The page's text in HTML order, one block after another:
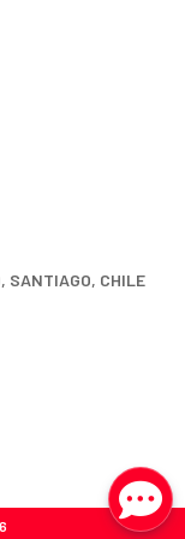
SANTIAGO, CHILE